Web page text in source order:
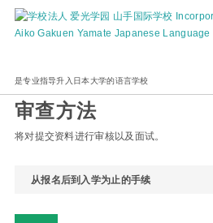
是专业指导升入日本大学的语言学校
HOME 入学介绍 入学手续的流程
入学手续
审查方法
将对提交资料进行审核以及面试。
从报名后到入学为止的手续